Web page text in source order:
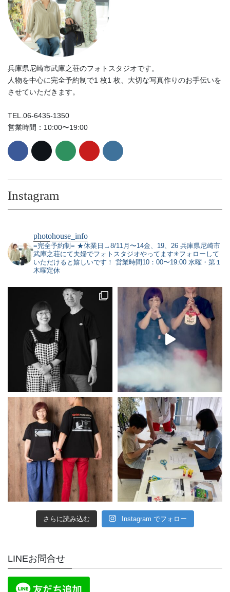
兵庫県尼崎市武庫之荘のフォトスタジオです。
人物を中心に完全予約制で1 枚1 枚、大切な写真作りのお手伝いを
させていただきます。
TEL.06-6435-1350
営業時間：10:00〜19:00
Instagram
photohouse_info
=完全予約制= ★休業日→8/11月〜14金、19、26 兵庫県尼崎市
武庫之荘にて夫婦でフォトスタジオやってます✳︎フォローして
いただけると嬉しいです！ 営業時間10：00〜19:00 水曜・第１
木曜定休
さらに読み込む Instagram でフォロー
LINEお問合せ